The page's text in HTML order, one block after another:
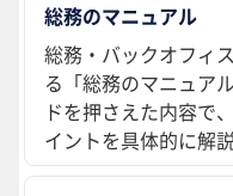
総務のマニュアル
総務・バックオフィ
る「総務のマニュア
ドを押さえた内容で
イントを具体的に解